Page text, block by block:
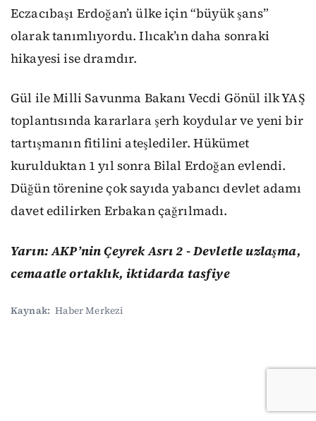
Eczacıbaşı Erdoğan’ı ülke için “büyük şans”
olarak tanımlıyordu. Ilıcak’ın daha sonraki
hikayesi ise dramdır.
Gül ile Milli Savunma Bakanı Vecdi Gönül ilk YAŞ
toplantısında kararlara şerh koydular ve yeni bir
tartışmanın fitilini ateşlediler. Hükümet
kurulduktan 1 yıl sonra Bilal Erdoğan evlendi.
Düğün törenine çok sayıda yabancı devlet adamı
davet edilirken Erbakan çağrılmadı.
Yarın: AKP’nin Çeyrek Asrı 2 - Devletle uzlaşma,
cemaatle ortaklık, iktidarda tasfiye
Kaynak: Haber Merkezi